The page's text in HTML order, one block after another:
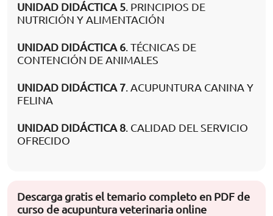
UNIDAD DIDÁCTICA 5. PRINCIPIOS DE
NUTRICIÓN Y ALIMENTACIÓN
UNIDAD DIDÁCTICA 6. TÉCNICAS DE
CONTENCIÓN DE ANIMALES
UNIDAD DIDÁCTICA 7. ACUPUNTURA CANINA Y
FELINA
UNIDAD DIDÁCTICA 8. CALIDAD DEL SERVICIO
OFRECIDO
Descarga gratis el temario completo en PDF de
curso de acupuntura veterinaria online